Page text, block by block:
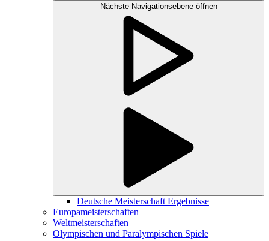
Nächste Navigationsebene öffnen
Deutsche Meisterschaft Ergebnisse
Europameisterschaften
Weltmeisterschaften
Olympischen und Paralympischen Spiele